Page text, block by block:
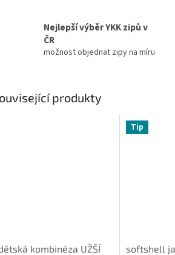
Nejlepší výběr YKK zipů v
ČR
možnost objednat zipy na míru
produkty
kombinéza UŽŠÍ
Tip
softshell